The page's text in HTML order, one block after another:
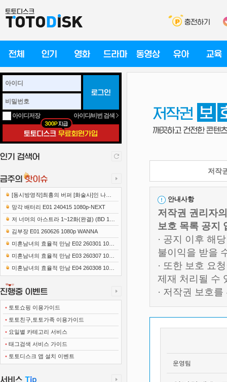
아이디저장 아이디/비번 검색
[동시방영작]최흉의 버퍼 [화술사]인 나는
세계 최강 클랜을 이끈다 E12 241219 108..
망각 배터리 E01 240415 1080p-NEXT
저 너머의 아스트라 1~12화(완결) (BD 192
0x1080 x265-10Bit FLACx2)
김부장 E01 260626 1080p WANNA
미혼남녀의 효율적 만남 E02 260301 1080
p-NEXT
미혼남녀의 효율적 만남 E03 260307 1080
p-NEXT
미혼남녀의 효율적 만남 E04 260308 1080
• 토토쇼핑 이용가이드
• 토토친구,토토가족 이용가이드
• 요일별 카테고리 서비스
• 태그검색 서비스 가이드
• 토토디스크 앱 설치 이벤트
저작
안내사항
저작권 권리자
보호 목록 공지
· 공지 이후 해
불이익을 받을
· 또한 보호 요
제재 처리될 수
· 저작권 보호
운영팀